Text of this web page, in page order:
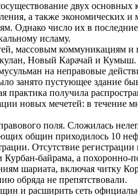
двух основных
а также экономических
Однако число их в
исламу.
массовым коммуникациям и
Новый Карачай и
на неправовые
занято пустующее здание
получила
новых мечетей: в течение
поля. Сложилась
общин приходилось 10
Отсутствие регистрации
Курбан-байрама, а похоронно-
шариата, включая читку
обряда не препятствовали.
и расширить сеть